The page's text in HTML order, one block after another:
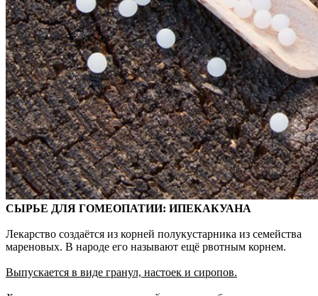
СЫРЬЕ ДЛЯ ГОМЕОПАТИИ: ИПЕКАКУАНА
Лекарство создаётся из корней полукустарника из семейства
мареновых. В народе его называют ещё рвотным корнем.
Выпускается в виде гранул, настоек и сиропов.